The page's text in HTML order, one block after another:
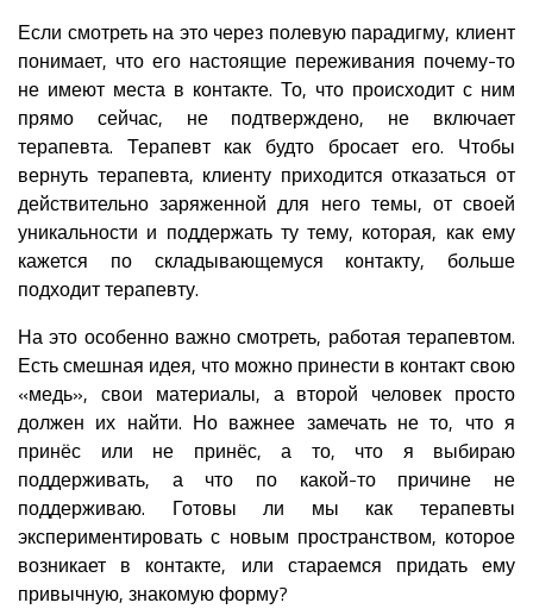
Если смотреть на это через полевую парадигму, клиент
понимает, что его настоящие переживания почему-то
не имеют места в контакте. То, что происходит с ним
прямо сейчас, не подтверждено, не включает
терапевта. Терапевт как будто бросает его. Чтобы
вернуть терапевта, клиенту приходится отказаться от
действительно заряженной для него темы, от своей
уникальности и поддержать ту тему, которая, как ему
кажется по складывающемуся контакту, больше
подходит терапевту.
На это особенно важно смотреть, работая терапевтом.
Есть смешная идея, что можно принести в контакт свою
«медь», свои материалы, а второй человек просто
должен их найти. Но важнее замечать не то, что я
принёс или не принёс, а то, что я выбираю
поддерживать, а что по какой-то причине не
поддерживаю. Готовы ли мы как терапевты
экспериментировать с новым пространством, которое
возникает в контакте, или стараемся придать ему
привычную, знакомую форму?